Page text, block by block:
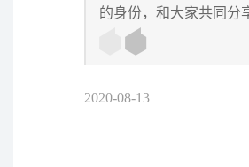
的身份，和大家共同分
2020-08-13